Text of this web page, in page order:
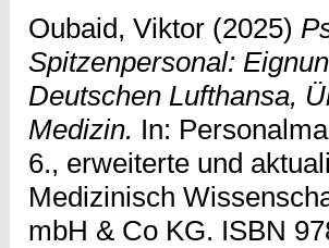
Oubaid, Viktor (2025)
Spitzenpersonal:
Deutschen Lufthansa,
Medizin. In:
6., erweiterte und
Medizinisch
mbH & Co KG. ISBN